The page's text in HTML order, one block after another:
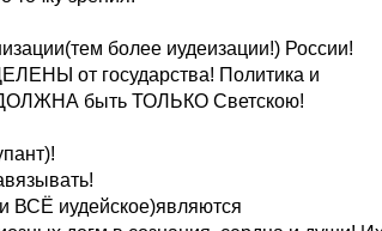
более иудеизации!) России!
от государства! Политика и
быть ТОЛЬКО Светскою!
ВСЁ иудейское)являются